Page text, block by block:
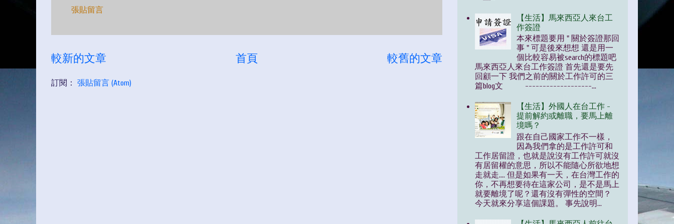
張貼留言
較新的文章 較舊的文章
首頁
訂閱： 張貼留言 (Atom)
【生活】馬來西亞人來台工
作簽證
本來標題要用 " 關於簽證那回
事 " 可是後來想想 還是用一
個比較容易被search的標題吧
馬來西亞人來台工作簽證 首先還是要先
回顧一下 我們之前的關於工作許可的三
篇blog文 -------------------...
【生活】外國人在台工作 -
提前解約或離職，要馬上離
境嗎？
跟在自己國家工作不一樣，
因為我們拿的是工作許可和
工作居留證，也就是說沒有工作許可就沒
有居留權的意思，所以不能隨心所欲地想
走就走.... 但是如果有一天，在台灣工作的
你，不再想要待在這家公司，是不是馬上
就要離境了呢？還有沒有彈性的空間？
今天就來分享這個課題。 事先說明...